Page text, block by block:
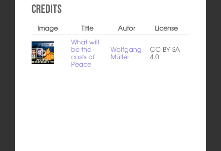
Credits
Image Title Autor
License
What will
be the
costs of
Peace
Wolfgang
Müller
CC BY SA
4.0